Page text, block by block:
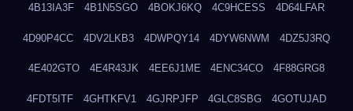
4B13IA3F 4B1N5SGO 4BOKJ6KQ 4C9HCESS 4D64LFAR
4D90P4CC 4DV2LKB3 4DWPQY14 4DYW6NWM 4DZ5J3RQ
4E402GTO 4E4R43JK 4EE6J1ME 4ENC34CO 4F88GRG8
4FDT5ITF 4GHTKFV1 4GJRPJFP 4GLC8SBG 4GOTUJAD